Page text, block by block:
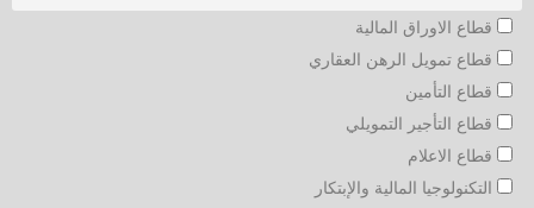
قطاع الاوراق المالية
قطاع تمويل الرهن العقاري
قطاع التأمين
قطاع التأجير التمويلي
قطاع الاعلام
التكنولوجيا المالية والإبتكار